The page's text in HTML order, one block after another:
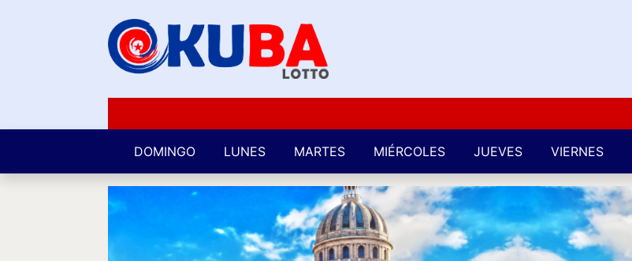
DOMINGO LUNES MARTES MIÉRCOLES JUEVES VIERNES